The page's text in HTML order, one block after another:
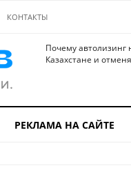
КОНТАКТЫ
Почему автолизинг
Казахстане и
РЕКЛАМА НА САЙТЕ